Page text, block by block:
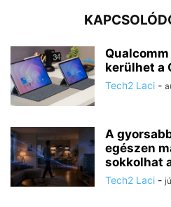
kerülhet a
Tech2 Laci -
A
egészen
sokkolhat
Tech2 Laci -